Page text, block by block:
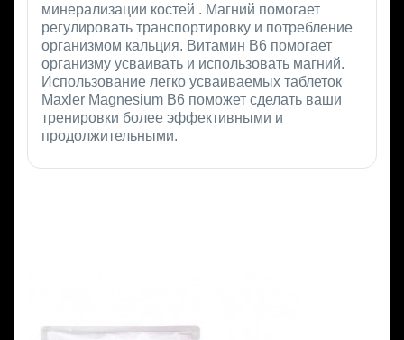
минерализации костей . Магний помогает
регулировать транспортировку и потребление
организмом кальция. Витамин B6 помогает
организму усваивать и использовать магний.
Использование легко усваиваемых таблеток
Maxler Magnesium B6 поможет сделать ваши
тренировки более эффективными и
продолжительными.